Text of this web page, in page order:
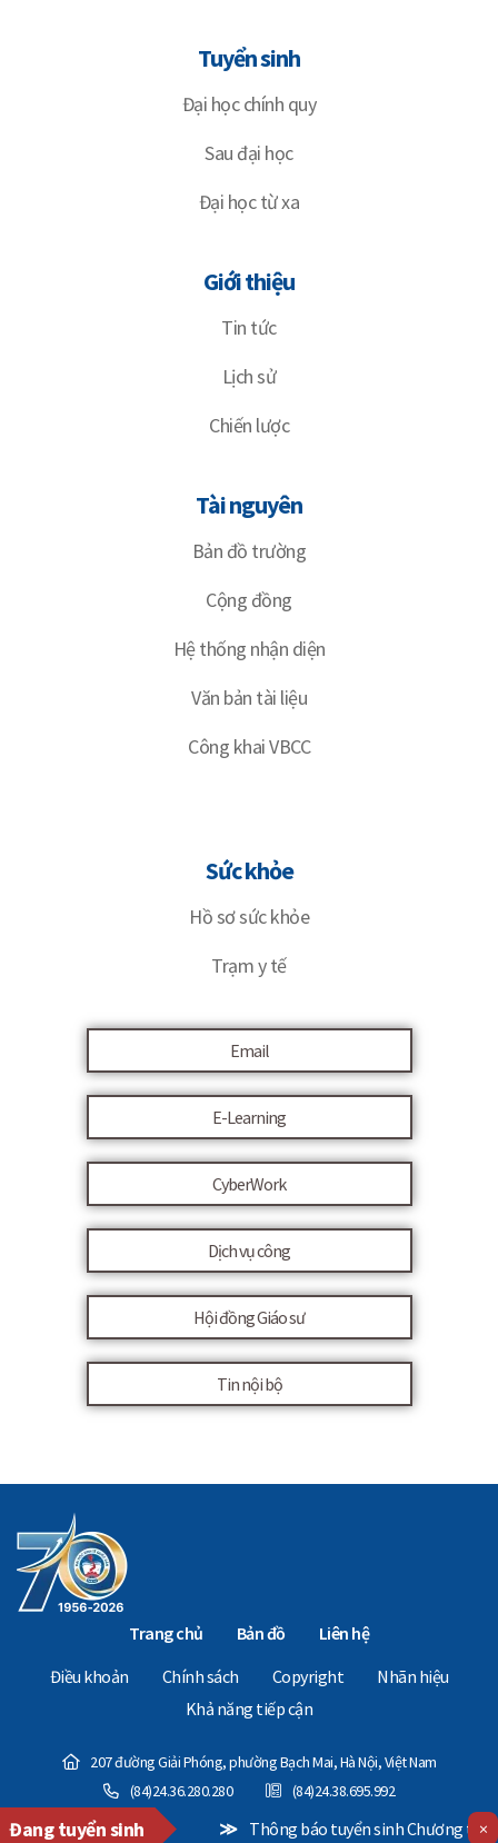
Tuyển sinh
Đại học chính quy
Sau đại học
Đại học từ xa
Giới thiệu
Tin tức
Lịch sử
Chiến lược
Tài nguyên
Bản đồ trường
Cộng đồng
Hệ thống nhận diện
Văn bản tài liệu
Công khai VBCC
Sức khỏe
Hồ sơ sức khỏe
Trạm y tế
Email
E-Learning
CyberWork
Dịch vụ công
Hội đồng Giáo sư
Tin nội bộ
Trang chủ Bản đồ
Liên hệ
Điều khoản
Chính sách Copyright
Nhãn hiệu
Khả năng tiếp cận
207 đường Giải Phóng, phường Bạch Mai, Hà Nội, Việt Nam
(84)24.36.280.280
(84)24.38.695.992
Copyright © 2024 - The National Economics University. All Rights Reserved
Đang tuyển sinh
≫ Thông báo tuyển sinh Chương trình Thạc sĩ Điều×